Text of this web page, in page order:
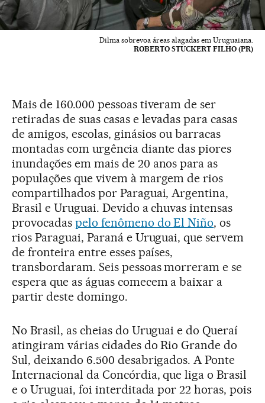
Dilma sobrevoa áreas alagadas em Uruguaiana.
ROBERTO STUCKERT FILHO (PR)
Mais de 160.000 pessoas tiveram de ser
retiradas de suas casas e levadas para casas
de amigos, escolas, ginásios ou barracas
montadas com urgência diante das piores
inundações em mais de 20 anos para as
populações que vivem à margem de rios
compartilhados por Paraguai, Argentina,
Brasil e Uruguai. Devido a chuvas intensas
provocadas pelo fenômeno do El Niño, os
rios Paraguai, Paraná e Uruguai, que servem
de fronteira entre esses países,
transbordaram. Seis pessoas morreram e se
espera que as águas comecem a baixar a
partir deste domingo.
No Brasil, as cheias do Uruguai e do Queraí
atingiram várias cidades do Rio Grande do
Sul, deixando 6.500 desabrigados. A Ponte
Internacional da Concórdia, que liga o Brasil
e o Uruguai, foi interditada por 22 horas, pois